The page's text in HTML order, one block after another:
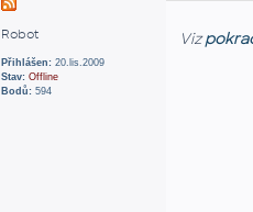
Robot
Přihlášen:20.lis.2009
Stav: Offline
Bodů:594
Viz